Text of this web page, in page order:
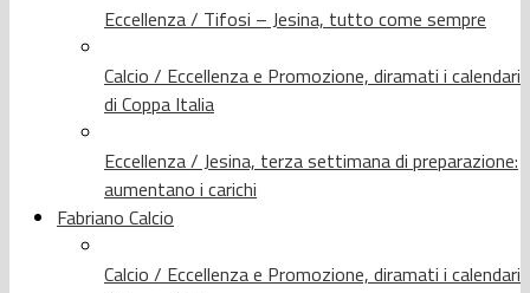
Eccellenza / Tifosi – Jesina, tutto come sempre
Calcio / Eccellenza e Promozione, diramati i calendari
di Coppa Italia
Eccellenza / Jesina, terza settimana di preparazione:
aumentano i carichi
Fabriano Calcio
Calcio / Eccellenza e Promozione, diramati i calendari